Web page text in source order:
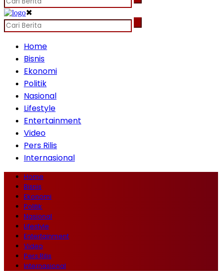
✖
Home
Bisnis
Ekonomi
Politik
Nasional
Lifestyle
Entertainment
Video
Pers Rilis
Internasional
Home
Bisnis
Ekonomi
Politik
Nasional
Lifestyle
Entertainment
Video
Pers Rilis
Internasional